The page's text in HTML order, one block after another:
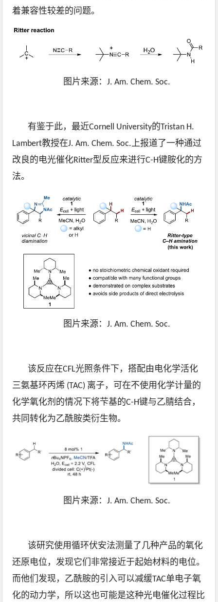
着兼容性较差的问题。
图片来源：J. Am. Chem. Soc.
有鉴于此，最近Cornell University的Tristan H.
Lambert教授在J. Am. Chem. Soc.上报道了一种通过
改良的电光催化Ritter型反应来进行C-H键胺化的方
法。
图片来源：J. Am. Chem. Soc.
该反应在CFL光照条件下，搭配由电化学活化
三氨基环丙烯 (TAC) 离子，可在不使用化学计量的
化学氧化剂的情况下将芐基的C-H键与乙腈结合，
共同转化为乙酰胺类衍生物。
图片来源：J. Am. Chem. Soc.
该研究使用循环伏安法测量了几种产品的氧化
还原电位，发现它们非常接近于起始材料的电位。
而他们发现，乙酰胺的引入可以减缓TAC单电子氧
化的动力学，所以这也可能是这种光电催化过程比